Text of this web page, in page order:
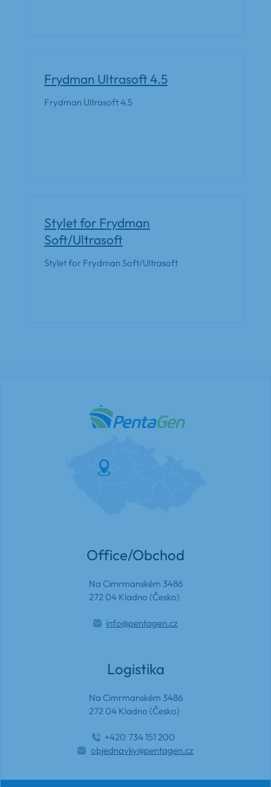
Frydman Ultrasoft 4.5
Frydman Ultrasoft 4.5
Stylet for Frydman
Soft/Ultrasoft
Stylet for Frydman Soft/Ultrasoft
Office/Obchod
Na Cimrmanském 3486
272 04 Kladno (Česko)
info@pentagen.cz
Logistika
Na Cimrmanském 3486
272 04 Kladno (Česko)
+420 734 151 200
objednavky@pentagen.cz